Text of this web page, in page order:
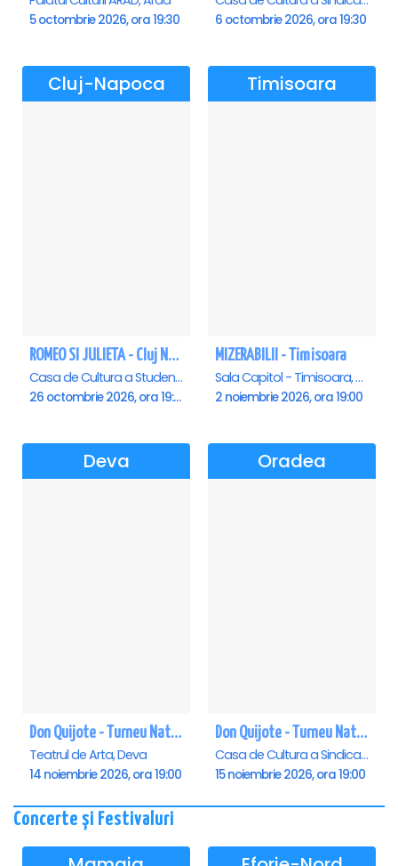
5 octombrie 2026, ora 19:30 6 octombrie 2026, ora 19:30
Cluj-Napoca
ROMEO SI JULIETA - Cluj Napoca
Casa de Cultura a Studentilor Dumitru Farcas, Cluj-Napoca
26 octombrie 2026, ora 19:00
Timisoara
MIZERABILII - Timisoara
Sala Capitol - Timisoara, Timisoara
2 noiembrie 2026, ora 19:00
Deva
Don Quijote - Turneu National de balet - Deva
Teatrul de Arta, Deva
14 noiembrie 2026, ora 19:00
Oradea
Don Quijote - Turneu National de balet - Oradea
Casa de Cultura a Sindicatelor , Oradea
15 noiembrie 2026, ora 19:00
Concerte și Festivaluri